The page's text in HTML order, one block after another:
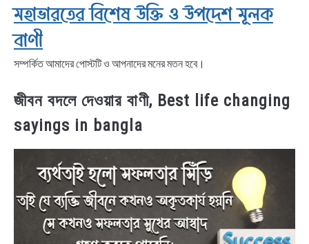
মহাভারতের বিশেষ উক্তি ও উপদেশ মূলক
বাণী
সম্পর্কিত আমাদের পোস্টটি ও আপনাদের মনের মতন হবে।
জীবন বদলে দেওয়ার বাণী, Best life changing
sayings in bangla